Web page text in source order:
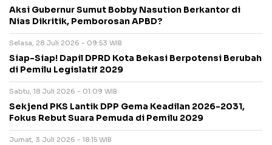
Aksi Gubernur Sumut Bobby Nasution Berkantor di
Nias Dikritik, Pemborosan APBD?
Selasa, 28 Juli 2026 - 09:53 WIB
Siap-Siap! Dapil DPRD Kota Bekasi Berpotensi Berubah
di Pemilu Legislatif 2029
Sabtu, 18 Juli 2026 - 01:09 WIB
Sekjend PKS Lantik DPP Gema Keadilan 2026-2031,
Fokus Rebut Suara Pemuda di Pemilu 2029
Jumat, 3 Juli 2026 - 18:15 WIB